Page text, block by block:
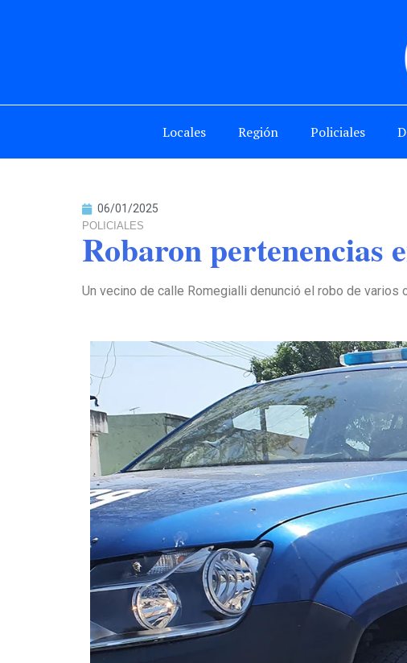
Locales Región Policiales
06/01/2025
POLICIALES
Robaron pertenencias
Un vecino de calle Romegialli denunció el robo de